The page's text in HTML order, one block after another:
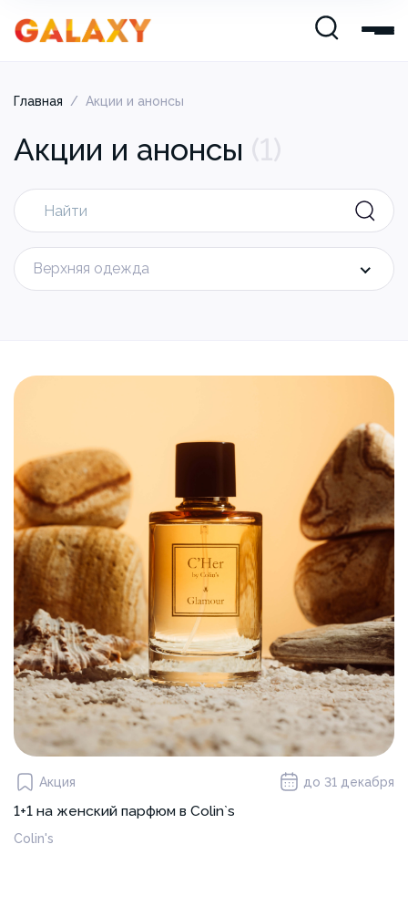
Главная / Акции и анонсы
Акции и анонсы
Верхняя одежда
Акция до 31 декабря
1+1 на женский парфюм в Colin`s
Colin's